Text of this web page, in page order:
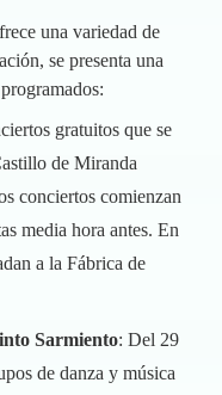
una variedad de
se presenta una
gratuitos que se
de Miranda
conciertos comienzan
media hora antes. En
a la Fábrica de
Sarmiento: Del 29
de danza y música